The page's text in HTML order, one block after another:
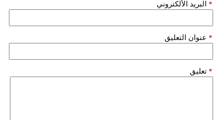
البريد الألكتروني *
عنوان التعليق *
تعليق *